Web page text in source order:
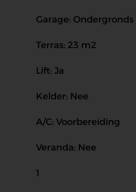
Garage: Ondergronds
Terras: 23 m2
Lift: Ja
Kelder: Nee
A/C: Voorbereiding
Veranda: Nee
1